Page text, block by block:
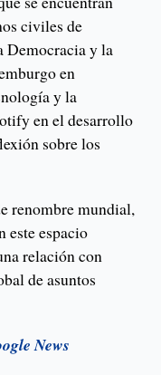
civiles de
Democracia y la
en
y la
en el desarrollo
sobre los
renombre mundial,
este espacio
relación con
de asuntos
News